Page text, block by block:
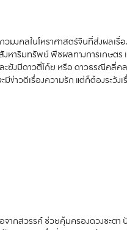
วมงคลในโหราศาสตร์จีนที่ส่งผล
งหาริมทรัพย์ พืชผลทางการเกษต
และยังมีดาวตี่โก้ย หรือ ดาวธรณีค
วดีเรื่องความรัก แต่ก็ต้องระวังเรื่
กสวรรค์ ช่วยคุ้มครองดวงชะตา